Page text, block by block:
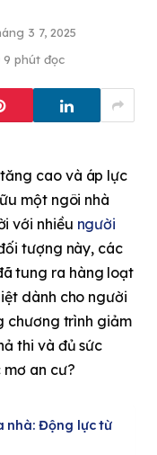
3 7, 2025
9 phút đọc
tăng cao và áp lực
một ngôi nhà
với nhiều người
tượng này, các
tung ra hàng loạt
dành cho người
chương trình giảm
thi và đủ sức
an cư?
nhà: Động lực từ